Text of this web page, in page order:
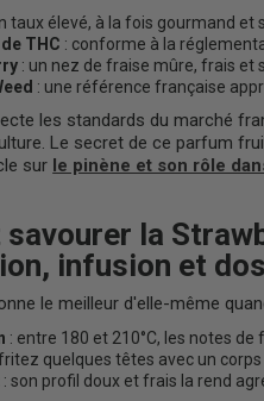
taux élevé, à la fois gourmand et
THC : conforme à la
: un nez de fraise mûre, frais et
: une référence française
les standards du marché
Le secret de ce parfum
sur le pinène et son rôle
la
infusion et
le meilleur d'elle-même
: entre 180 et 210°C, les notes
quelques têtes avec un
: son profil doux et frais la rend